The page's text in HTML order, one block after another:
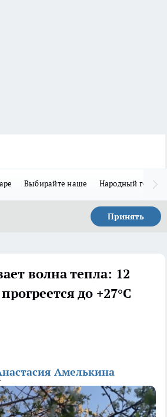
Выбирайте наше Народный герой-
Принять
волна тепла: 12
до +27°C
Амелькина